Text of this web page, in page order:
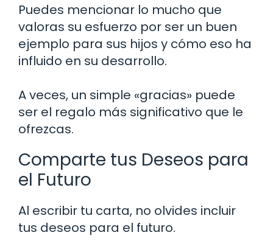
Puedes mencionar lo mucho que
valoras su esfuerzo por ser un buen
ejemplo para sus hijos y cómo eso ha
influido en su desarrollo.
A veces, un simple «gracias» puede
ser el regalo más significativo que le
ofrezcas.
Comparte tus Deseos para
el Futuro
Al escribir tu carta, no olvides incluir
tus deseos para el futuro.